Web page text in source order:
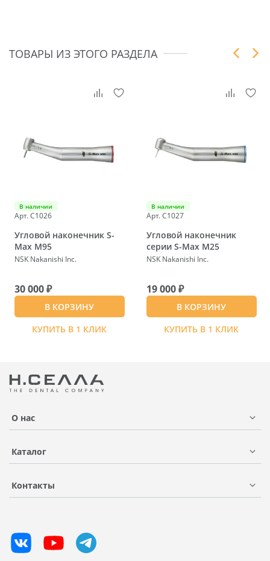
ТОВАРЫ ИЗ ЭТОГО РАЗДЕЛА
В наличии
Арт. C1026
Угловой наконечник S-
Max M95
NSK Nakanishi Inc.
30 000 ₽
В КОРЗИНУ
КУПИТЬ В 1 КЛИК
В наличии
Арт. C1027
Угловой наконечник
серии S-Max M25
NSK Nakanishi Inc.
19 000 ₽
В КОРЗИНУ
КУПИТЬ В 1 КЛИК
О нас
Каталог
Контакты